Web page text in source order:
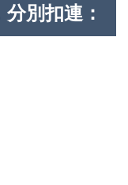
別扣連：